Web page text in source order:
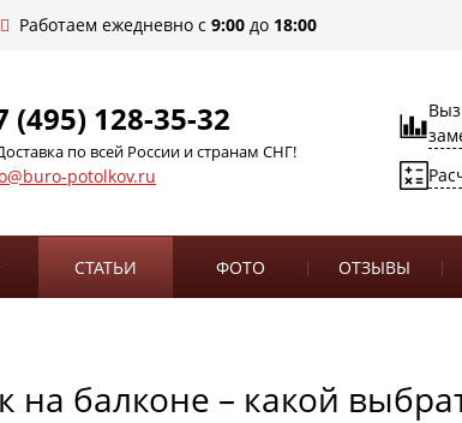
Работаем ежедневно с 9:00 до 18:00
(495) 128-35-32
по всей России и странам СНГ!
potolkov.ru
СТАТЬИ ФОТО ОТЗЫВЫ
на балконе – какой